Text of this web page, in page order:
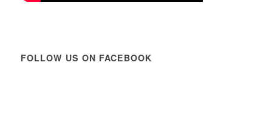
FOLLOW US ON FACEBOOK